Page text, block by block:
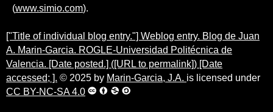
(www.simio.com).
["Title of individual blog entry."] Weblog entry. Blog de Juan
A. Marin-Garcia. ROGLE-Universidad Politécnica de
Valencia. [Date posted.] ([URL to permalink]) [Date
accessed; ]. © 2025 by Marin-Garcia, J.A. is licensed under
CC BY-NC-SA 4.0